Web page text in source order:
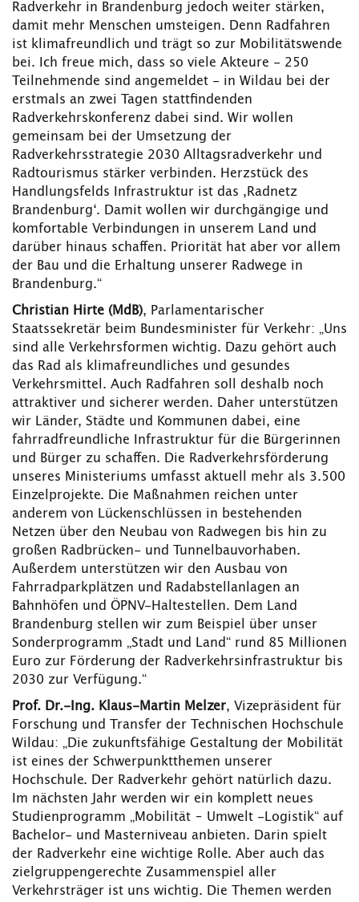
Radverkehr in Brandenburg jedoch weiter stärken,
damit mehr Menschen umsteigen. Denn Radfahren
ist klimafreundlich und trägt so zur Mobilitätswende
bei. Ich freue mich, dass so viele Akteure - 250
Teilnehmende sind angemeldet - in Wildau bei der
erstmals an zwei Tagen stattfindenden
Radverkehrskonferenz dabei sind. Wir wollen
gemeinsam bei der Umsetzung der
Radverkehrsstrategie 2030 Alltagsradverkehr und
Radtourismus stärker verbinden. Herzstück des
Handlungsfelds Infrastruktur ist das ‚Radnetz
Brandenburg‘. Damit wollen wir durchgängige und
komfortable Verbindungen in unserem Land und
darüber hinaus schaffen. Priorität hat aber vor allem
der Bau und die Erhaltung unserer Radwege in
Brandenburg.“
Christian Hirte (MdB), Parlamentarischer
Staatssekretär beim Bundesminister für Verkehr: „Uns
sind alle Verkehrsformen wichtig. Dazu gehört auch
das Rad als klimafreundliches und gesundes
Verkehrsmittel. Auch Radfahren soll deshalb noch
attraktiver und sicherer werden. Daher unterstützen
wir Länder, Städte und Kommunen dabei, eine
fahrradfreundliche Infrastruktur für die Bürgerinnen
und Bürger zu schaffen. Die Radverkehrsförderung
unseres Ministeriums umfasst aktuell mehr als 3.500
Einzelprojekte. Die Maßnahmen reichen unter
anderem von Lückenschlüssen in bestehenden
Netzen über den Neubau von Radwegen bis hin zu
großen Radbrücken- und Tunnelbauvorhaben.
Außerdem unterstützen wir den Ausbau von
Fahrradparkplätzen und Radabstellanlagen an
Bahnhöfen und ÖPNV-Haltestellen. Dem Land
Brandenburg stellen wir zum Beispiel über unser
Sonderprogramm „Stadt und Land“ rund 85 Millionen
Euro zur Förderung der Radverkehrsinfrastruktur bis
2030 zur Verfügung.“
Prof. Dr.-Ing. Klaus-Martin Melzer, Vizepräsident für
Forschung und Transfer der Technischen Hochschule
Wildau: „Die zukunftsfähige Gestaltung der Mobilität
ist eines der Schwerpunktthemen unserer
Hochschule. Der Radverkehr gehört natürlich dazu.
Im nächsten Jahr werden wir ein komplett neues
Studienprogramm „Mobilität – Umwelt -Logistik“ auf
Bachelor- und Masterniveau anbieten. Darin spielt
der Radverkehr eine wichtige Rolle. Aber auch das
zielgruppengerechte Zusammenspiel aller
Verkehrsträger ist uns wichtig. Die Themen werden